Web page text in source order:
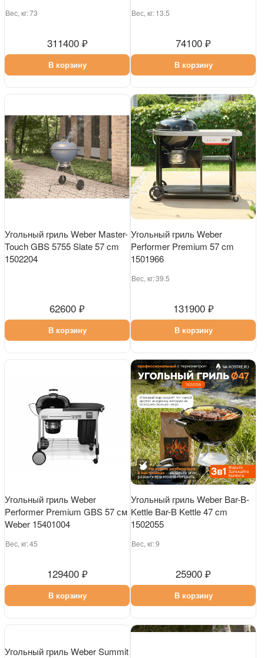
Вес, кг:73
311400 ₽
В корзину
Вес, кг:13.5
74100 ₽
В корзину
Угольный гриль Weber Master-
Touch GBS 5755 Slate 57 cm
1502204
62600 ₽
В корзину
Угольный гриль Weber
Performer Premium 57 cm
1501966
Вес, кг:39.5
131900 ₽
В корзину
Угольный гриль Weber
Performer Premium GBS 57 см
Weber 15401004
Вес, кг:45
129400 ₽
В корзину
Угольный гриль Weber Bar-B-
Kettle Bar-B Kettle 47 cm
1502055
Вес, кг:9
25900 ₽
В корзину